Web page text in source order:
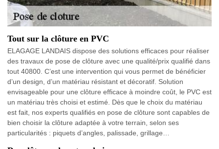
Tout sur la clôture en PVC
ELAGAGE LANDAIS dispose des solutions efficaces pour réaliser
des travaux de pose de clôture avec une qualité/prix qualifié dans
tout 40800. C’est une intervention qui vous permet de bénéficier
d’un design, d’un matériau résistant et décoratif. Solution
envisageable pour une clôture efficace à moindre coût, le PVC est
un matériau très choisi et estimé. Dès que le choix du matériau
est fait, nos experts qualifiés en pose de clôture sont capables de
bien choisir la clôture adaptée à votre terrain, selon ses
particularités : piquets d’angles, palissade, grillage…